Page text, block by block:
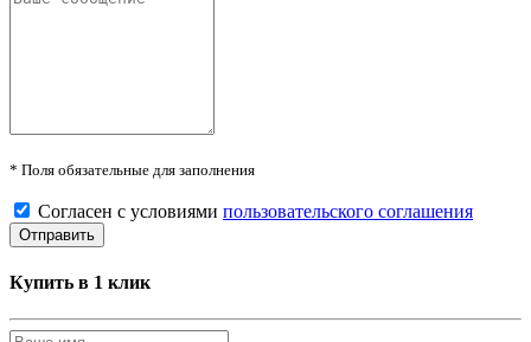
* Поля обязательные для заполнения
Согласен с условиями пользовательского соглашения
Купить в 1 клик